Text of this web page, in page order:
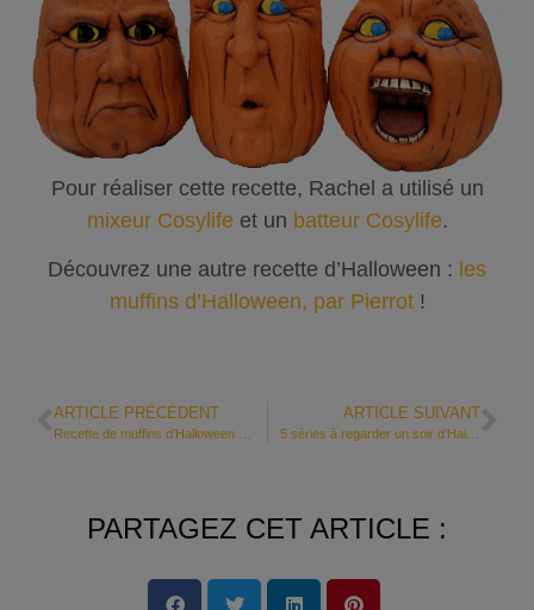
Pour réaliser cette recette, Rachel a utilisé un
mixeur Cosylife et un batteur Cosylife.
Découvrez une autre recette d’Halloween : les
muffins d’Halloween, par Pierrot!
ARTICLE PRÉCÉDENT ARTICLE SUIVANT
5 séries à regarder un soir d’Halloween
PARTAGEZ CET ARTICLE :